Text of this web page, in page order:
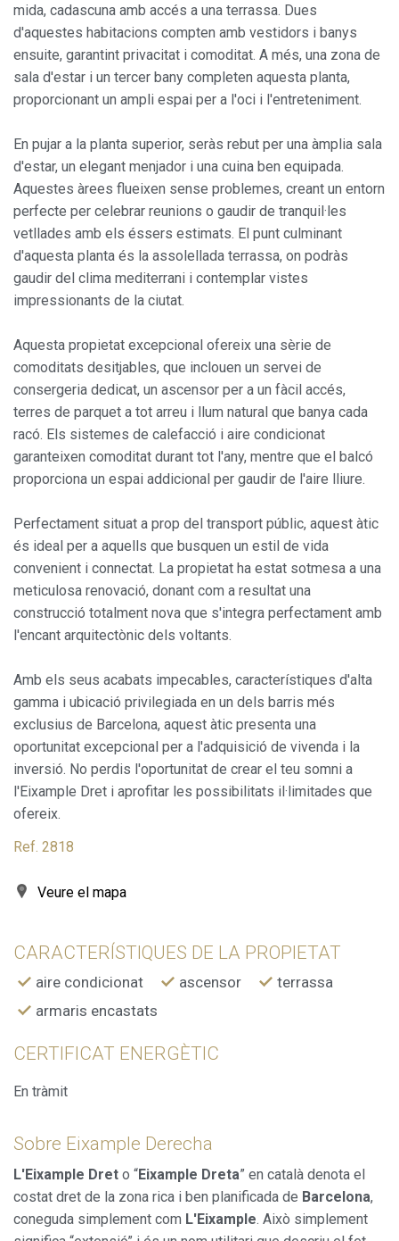
mida, cadascuna amb accés a una terrassa. Dues
d'aquestes habitacions compten amb vestidors i banys
ensuite, garantint privacitat i comoditat. A més, una zona de
sala d'estar i un tercer bany completen aquesta planta,
proporcionant un ampli espai per a l'oci i l'entreteniment.
En pujar a la planta superior, seràs rebut per una àmplia sala
d'estar, un elegant menjador i una cuina ben equipada.
Aquestes àrees flueixen sense problemes, creant un entorn
perfecte per celebrar reunions o gaudir de tranquil·les
vetllades amb els éssers estimats. El punt culminant
d'aquesta planta és la assolellada terrassa, on podràs
gaudir del clima mediterrani i contemplar vistes
impressionants de la ciutat.
Aquesta propietat excepcional ofereix una sèrie de
comoditats desitjables, que inclouen un servei de
consergeria dedicat, un ascensor per a un fàcil accés,
terres de parquet a tot arreu i llum natural que banya cada
racó. Els sistemes de calefacció i aire condicionat
garanteixen comoditat durant tot l'any, mentre que el balcó
proporciona un espai addicional per gaudir de l'aire lliure.
Perfectament situat a prop del transport públic, aquest àtic
és ideal per a aquells que busquen un estil de vida
convenient i connectat. La propietat ha estat sotmesa a una
meticulosa renovació, donant com a resultat una
construcció totalment nova que s'integra perfectament amb
l'encant arquitectònic dels voltants.
Amb els seus acabats impecables, característiques d'alta
gamma i ubicació privilegiada en un dels barris més
exclusius de Barcelona, aquest àtic presenta una
oportunitat excepcional per a l'adquisició de vivenda i la
inversió. No perdis l'oportunitat de crear el teu somni a
l'Eixample Dret i aprofitar les possibilitats il·limitades que
ofereix.
Ref. 2818
Veure el mapa
CARACTERÍSTIQUES DE LA PROPIETAT
aire condicionat ascensor
terrassa
armaris encastats
CERTIFICAT ENERGÈTIC
En tràmit
Sobre Eixample Derecha
L'Eixample Dret o “Eixample Dreta” en català denota el
costat dret de la zona rica i ben planificada de Barcelona,
coneguda simplement com L'Eixample. Això simplement
Modificar cookies
Tècniques i funcionals
Sempre activades
Aquest lloc web utilitza cookies pròpies per recopilar
informació amb la finalitat de millorar els nostres serveis.
Si continua navegant, suposa l'acceptació de la instal·lació
de les mateixes. L'usuari té la possibilitat de configurar el
navegador podent, si així ho desitja, impedir que siguin
instal·lades al disc dur, encara que haurà de tenir en
compte que aquesta acció podrà ocasionar dificultats de
Analítiques i personalització
Permeten fer el seguiment i l'anàlisi del comportament
dels usuaris d'aquest lloc web. La informació recollida
mitjançant aquest tipus de cookies s'utilitza en el
mesurament de l'activitat del web per a l'elaboració de
perfils de navegació dels usuaris per introduir millores en
funció de l'anàlisi de les dades d'ús que fan els usuaris del
una millor experiència a través de productes recomanats.
Marketing i publicitat
Aquestes cookies són utilitzades per emmagatzemar
informació sobre les preferències i les eleccions personals
de l'usuari a través de l'observació continuada dels seus
hàbits de navegació. Gràcies a elles, podem conèixer els
hàbits de navegació al lloc web i mostrar publicitat